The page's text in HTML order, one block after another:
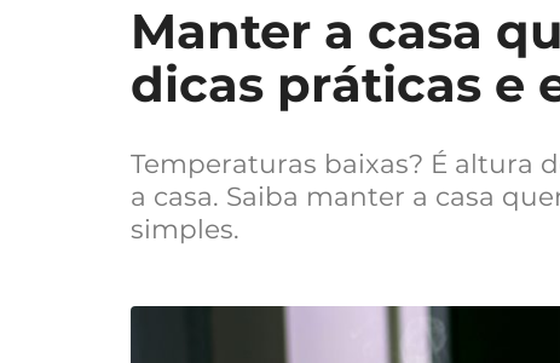
Manter a casa
dicas práticas e
Temperaturas baixas? É altura
a casa. Saiba manter a casa
simples.